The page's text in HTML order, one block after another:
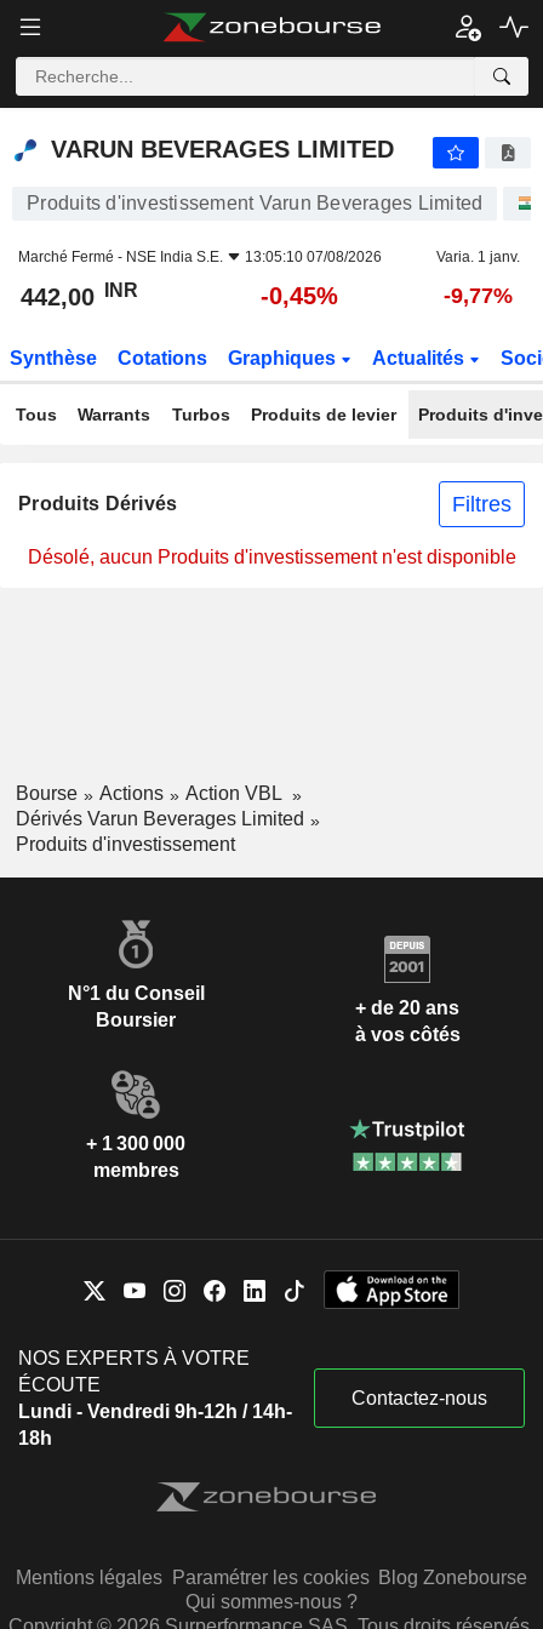
VARUN BEVERAGES LIMITED
Produits d'investissement Varun Beverages Limited
Marché Fermé - NSE India S.E. 13:05:10 07/08/2026 Varia. 1 janv.
442,00 INR -0,45% -9,77%
Synthèse Cotations Graphiques Actualités
Tous Warrants Turbos Produits de levier Produits
Produits Dérivés Filtres
Désolé, aucun Produits d'investissement n'est disponible
Bourse Actions
Action VBL
Dérivés Varun Beverages Limited
Produits d'investissement
N°1 du Conseil
Boursier
+ de 20 ans
à vos côtés
+ 1 300 000
membres
NOS EXPERTS À VOTRE
ÉCOUTE
Lundi - Vendredi 9h-12h / 14h-
18h
Contactez-nous
Mentions légales Paramétrer les cookies Blog Zonebourse
Qui sommes-nous ?